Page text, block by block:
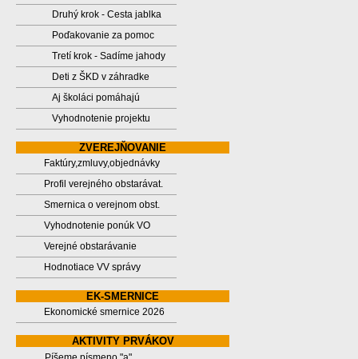
Druhý krok - Cesta jablka
Poďakovanie za pomoc
Tretí krok - Sadíme jahody
Deti z ŠKD v záhradke
Aj školáci pomáhajú
Vyhodnotenie projektu
ZVEREJŇOVANIE
Faktúry,zmluvy,objednávky
Profil verejného obstarávat.
Smernica o verejnom obst.
Vyhodnotenie ponúk VO
Verejné obstarávanie
Hodnotiace VV správy
EK-SMERNICE
Ekonomické smernice 2026
AKTIVITY PRVÁKOV